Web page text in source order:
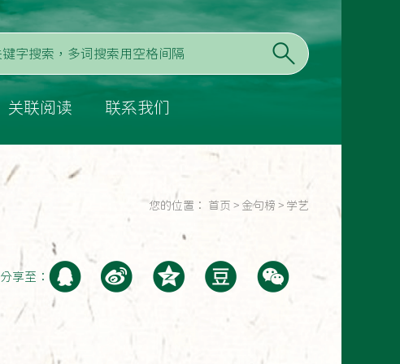
关联阅读 联系我们
您的位置： 首页 > 金句榜 > 学艺
分享至：